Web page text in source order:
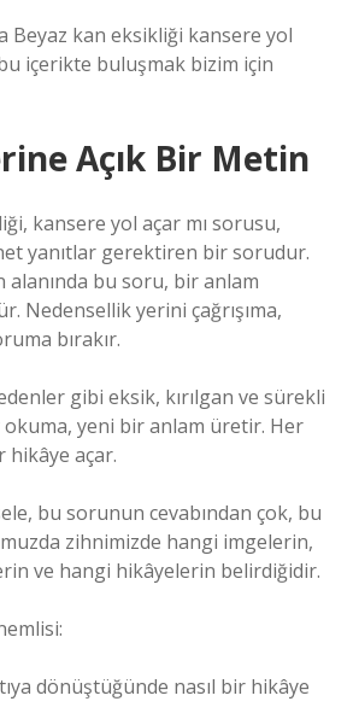
Beyaz kan eksikliği kansere yol
içerikte buluşmak bizim için
Açık Bir Metin
kansere yol açar mı sorusu,
yanıtlar gerektiren bir sorudur.
alanında bu soru, bir anlam
Nedensellik yerini çağrışıma,
bırakır.
gibi eksik, kırılgan ve sürekli
yeni bir anlam üretir. Her
hikâye açar.
bu sorunun cevabından çok, bu
zihnimizde hangi imgelerin,
ve hangi hikâyelerin belirdiğidir.
dönüştüğünde nasıl bir hikâye